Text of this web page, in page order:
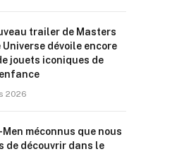
trailer de Masters
dévoile encore
jouets iconiques de
2026
Men méconnus que nous
de découvrir dans le